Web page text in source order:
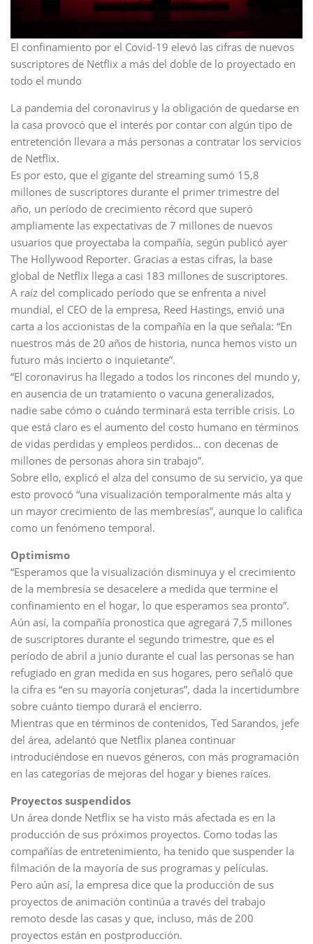
El confinamiento por el Covid-19 elevó las cifras de nuevos
suscriptores de Netflix a más del doble de lo proyectado en
todo el mundo
La pandemia del coronavirus y la obligación de quedarse en
la casa provocó que el interés por contar con algún tipo de
entretención llevara a más personas a contratar los servicios
de Netflix.
Es por esto, que el gigante del streaming sumó 15,8
millones de suscriptores durante el primer trimestre del
año, un período de crecimiento récord que superó
ampliamente las expectativas de 7 millones de nuevos
usuarios que proyectaba la compañía, según publicó ayer
The Hollywood Reporter. Gracias a estas cifras, la base
global de Netflix llega a casi 183 millones de suscriptores.
A raíz del complicado período que se enfrenta a nivel
mundial, el CEO de la empresa, Reed Hastings, envió una
carta a los accionistas de la compañía en la que señala: “En
nuestros más de 20 años de historia, nunca hemos visto un
futuro más incierto o inquietante”.
“El coronavirus ha llegado a todos los rincones del mundo y,
en ausencia de un tratamiento o vacuna generalizados,
nadie sabe cómo o cuándo terminará esta terrible crisis. Lo
que está claro es el aumento del costo humano en términos
de vidas perdidas y empleos perdidos… con decenas de
millones de personas ahora sin trabajo”.
Sobre ello, explicó el alza del consumo de su servicio, ya que
esto provocó “una visualización temporalmente más alta y
un mayor crecimiento de las membresías”, aunque lo califica
como un fenómeno temporal.
Optimismo
“Esperamos que la visualización disminuya y el crecimiento
de la membresía se desacelere a medida que termine el
confinamiento en el hogar, lo que esperamos sea pronto”.
Aún así, la compañía pronostica que agregará 7,5 millones
de suscriptores durante el segundo trimestre, que es el
período de abril a junio durante el cual las personas se han
refugiado en gran medida en sus hogares, pero señaló que
la cifra es “en su mayoría conjeturas”, dada la incertidumbre
sobre cuánto tiempo durará el encierro.
Mientras que en términos de contenidos, Ted Sarandos, jefe
del área, adelantó que Netflix planea continuar
introduciéndose en nuevos géneros, con más programación
en las categorías de mejoras del hogar y bienes raíces.
Proyectos suspendidos
Un área donde Netflix se ha visto más afectada es en la
producción de sus próximos proyectos. Como todas las
compañías de entretenimiento, ha tenido que suspender la
filmación de la mayoría de sus programas y películas.
Pero aún así, la empresa dice que la producción de sus
proyectos de animación continúa a través del trabajo
remoto desde las casas y que, incluso, más de 200
proyectos están en postproducción.